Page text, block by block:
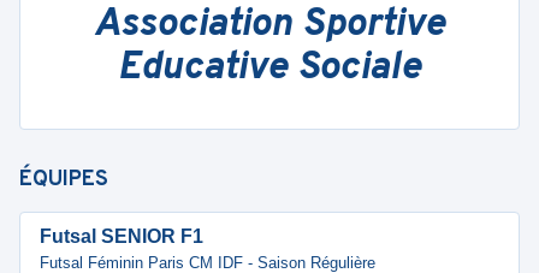
Association Sportive
Educative Sociale
ÉQUIPES
Futsal SENIOR F1
Futsal Féminin Paris CM IDF - Saison Régulière